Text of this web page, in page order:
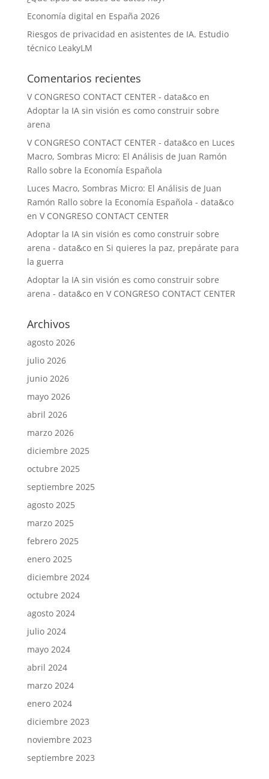
Economía digital en España 2026
Riesgos de privacidad en asistentes de IA. Estudio
técnico LeakyLM
Comentarios recientes
V CONGRESO CONTACT CENTER - data&coen
Adoptar la IA sin visión es como construir sobre
arena
V CONGRESO CONTACT CENTER - data&coen Luces
Macro, Sombras Micro: El Análisis de Juan Ramón
Rallo sobre la Economía Española
Luces Macro, Sombras Micro: El Análisis de Juan
Ramón Rallo sobre la Economía Española - data&co
en V CONGRESO CONTACT CENTER
Adoptar la IA sin visión es como construir sobre
arena - data&coen Si quieres la paz, prepárate para
la guerra
Adoptar la IA sin visión es como construir sobre
arena - data&coen V CONGRESO CONTACT CENTER
Archivos
agosto 2026
julio 2026
junio 2026
mayo 2026
abril 2026
marzo 2026
diciembre 2025
octubre 2025
septiembre 2025
agosto 2025
marzo 2025
febrero 2025
enero 2025
diciembre 2024
octubre 2024
agosto 2024
julio 2024
mayo 2024
abril 2024
marzo 2024
enero 2024
diciembre 2023
noviembre 2023
septiembre 2023